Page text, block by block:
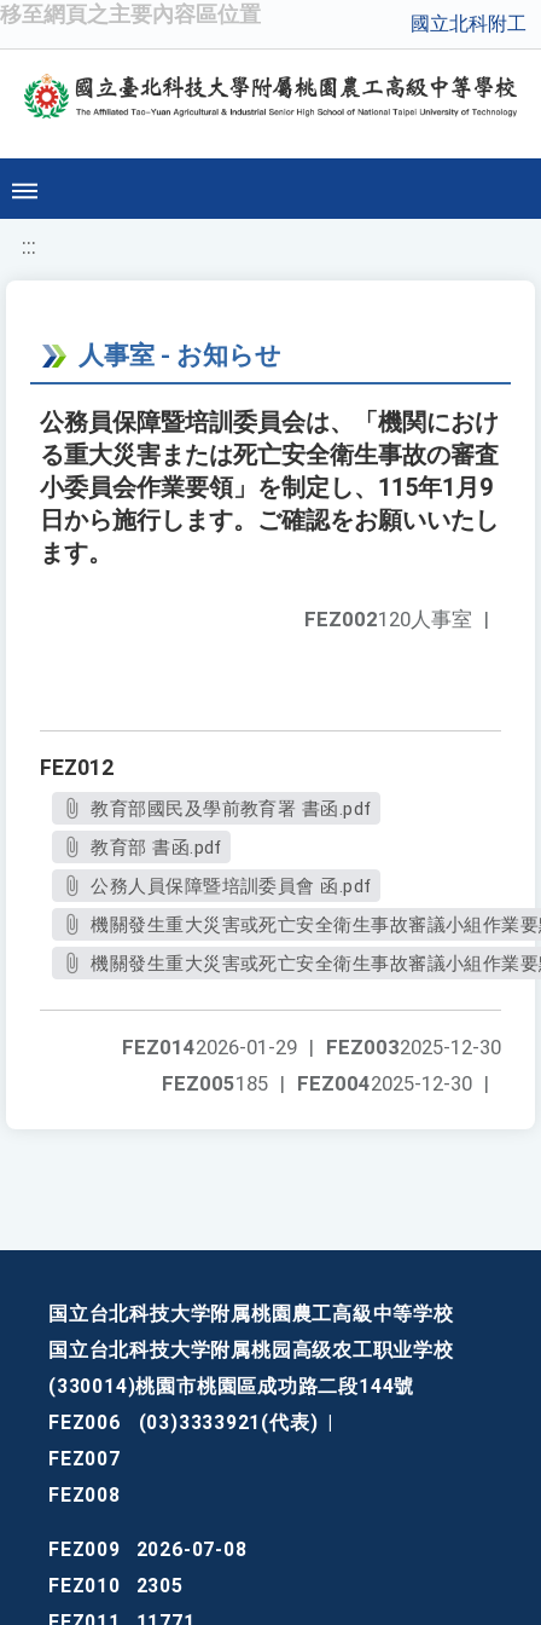
移至網頁之主要內容區位置 國立北科附工
:::
人事室 - お知らせ
公務員保障暨培訓委員会は、「機関におけ
る重大災害または死亡安全衛生事故の審査
小委員会作業要領」を制定し、115年1月9
日から施行します。ご確認をお願いいたし
ます。
FEZ002120人事室 |
FEZ012
教育部國民及學前教育署 書函.pdf
教育部 書函.pdf
公務人員保障暨培訓委員會 函.pdf
機關發生重大災害或死亡安全衛生事故審議小組作業
機關發生重大災害或死亡安全衛生事故審議小組作業
FEZ0032025-12-30
FEZ0142026-01-29 |
FEZ0042025-12-30 |
FEZ005185 |
国立台北科技大学附属桃園農工高級中等学校
国立台北科技大学附属桃园高级农工职业学校
(330014)桃園市桃園區成功路二段144號
FEZ006
(03)3333921(代表)
FEZ007
FEZ008
FEZ009
2026-07-08
FEZ010
2305